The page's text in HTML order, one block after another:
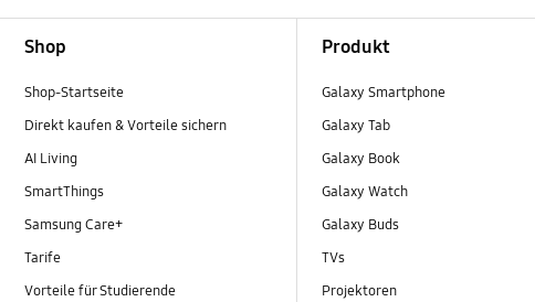
Shop
Shop-Startseite
Direkt kaufen & Vorteile sichern
AI Living
SmartThings
Samsung Care+
Tarife
Vorteile für Studierende
Produkt
Galaxy Smartphone
Galaxy Tab
Galaxy Book
Galaxy Watch
Galaxy Buds
TVs
Projektoren